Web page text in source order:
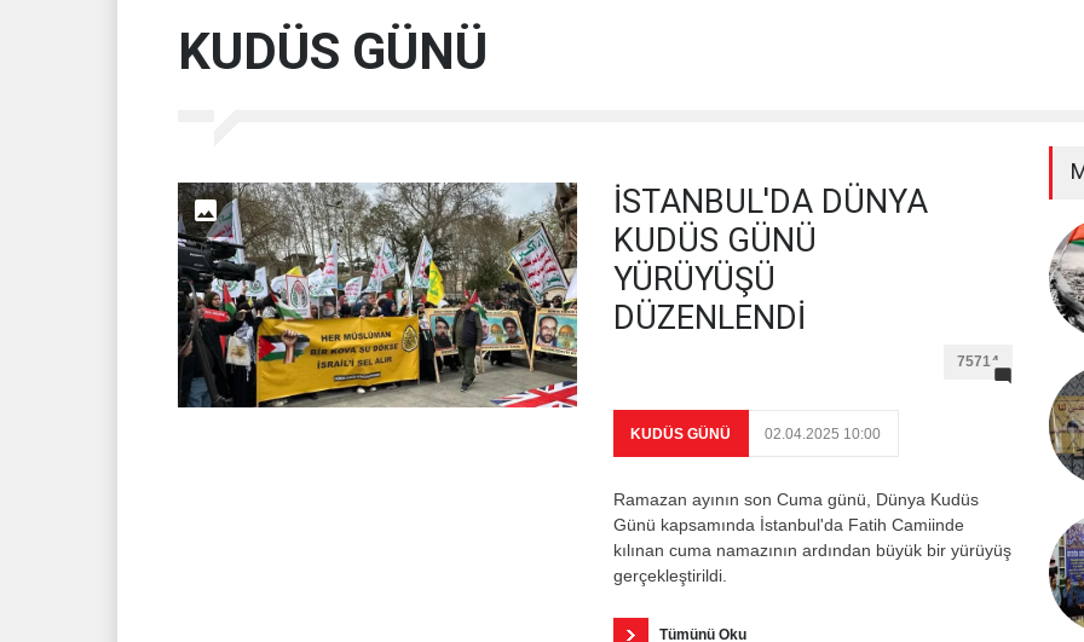
KUDÜS GÜNÜ
İSTANBUL'DA DÜNYA
KUDÜS GÜNÜ
YÜRÜYÜŞÜ
DÜZENLENDİ
75714
KUDÜS GÜNÜ 02.04.2025 10:00
Ramazan ayının son Cuma günü, Dünya Kudüs
Günü kapsamında İstanbul'da Fatih Camiinde
kılınan cuma namazının ardından büyük bir yürüyüş
gerçekleştirildi.
Tümünü Oku